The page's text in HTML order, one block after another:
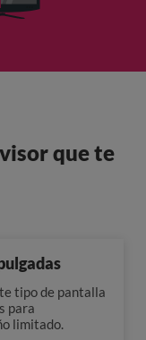
que te
tipo de pantalla
para
limitado.